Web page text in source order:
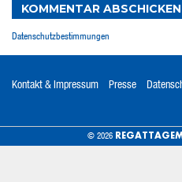
KOMMENTAR ABSCHICKEN
Datenschutzbestimmungen
Kontakt & Impressum Presse
© 2026